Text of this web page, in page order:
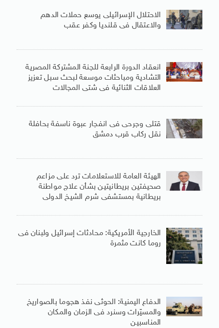
الاحتلال الإسرائيلى يوسع حملات الدهم
والاعتقال فى قلنديا وكفر عقب
انعقاد الدورة الرابعة للجنة المشتركة المصرية
التشادية ومباحثات موسعة لبحث سبل تعزيز
العلاقات الثنائية فى شتى المجالات
قتلى وجرحى فى انفجار عبوة ناسفة بحافلة
نقل ركاب قرب دمشق
الهيئة العامة للاستعلامات ترد على مزاعم
صحيفتين بريطانيتين بشأن علاج مواطنة
بريطانية بمستشفى شرم الشيخ الدولى
الخارجية الأمريكية: محادثات إسرائيل ولبنان فى
روما كانت مثمرة
الدفاع اليمنية: الحوثى نفذ هجوما بالصواريخ
والمسيّرات وسنرد فى الزمان والمكان
المناسبين